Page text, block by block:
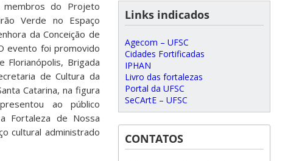
do Projeto
Verde no Espaço
da Conceição de
evento foi promovido
Florianópolis, Brigada
de Cultura da
Catarina, na figura
ao público
Fortaleza de Nossa
cultural administrado
Links indicados
Agecom – UFSC
Cidades Fortificadas
IPHAN
Livro das fortalezas
Portal da UFSC
SeCArtE – UFSC
CONTATOS